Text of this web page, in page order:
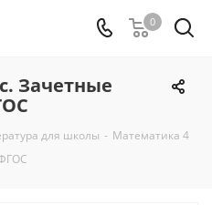
0
Зачетные
для школы - Математика 4